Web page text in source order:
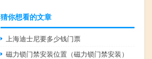
猜你想看的文章
上海迪士尼要多少钱门票
磁力锁门禁安装位置（磁力锁门禁安装）